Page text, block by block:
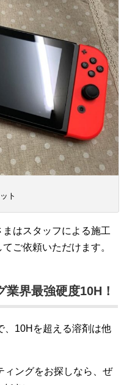
ト
まはスタッフによる施工
ご依頼いただけます。
界最強硬度10H！
、10Hを超える溶剤は他
ィングをお探しなら、ぜ